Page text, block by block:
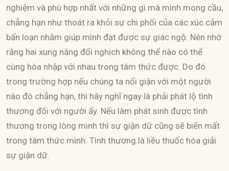
nghiệm và phù hợp nhất với những gì mà mình mong cầu,
chẳng hạn như thoát ra khỏi sự chi phối của các xúc cảm
bấn loạn nhằm giúp mình đạt được sự giác ngộ. Nên nhớ
rằng hai xung năng đối nghịch không thể nào có thể
cùng hòa nhập với nhau trong tâm thức được. Do đó
trong trường hợp nếu chúng ta nổi giận với một người
nào đó chẳng hạn, thì hãy nghĩ ngay là phải phát lộ tình
thương đối với người ấy. Nếu làm phát sinh được tình
thương trong lòng mình thì sự giận dữ cũng sẽ biến mất
trong tâm thức mình. Tình thương là liều thuốc hóa giải
sự giận dữ.